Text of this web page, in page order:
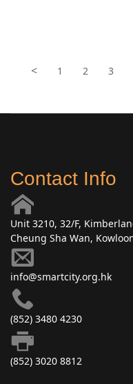
< 1 2 3
Contact Info
Unit 3210, 32/F,
Cheung Sha Wan,
info@smartcity.org.hk
(852) 3480 4230
(852) 3020 8812